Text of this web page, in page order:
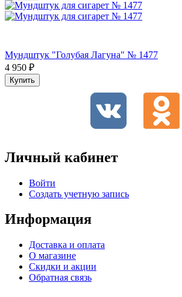
Мундштук "Голубая Лагуна" № 1477
4 950 ₽
Купить
Личный кабинет
Войти
Создать учетную запись
Информация
Доставка и оплата
О магазине
Скидки и акции
Обратная связь